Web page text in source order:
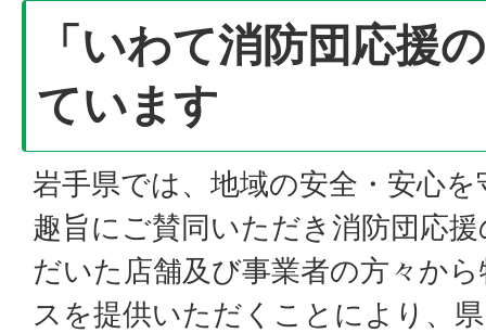
「いわて消防団応援
ています
岩手県では、地域の安全・安心
趣旨にご賛同いただき消防団応
だいた店舗及び事業者の方々か
スを提供いただくことにより、